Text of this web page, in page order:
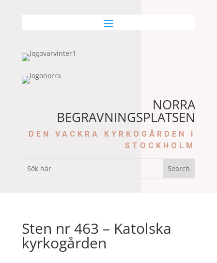
NORRA
BEGRAVNINGSPLATSEN
DEN VACKRA KYRKOGÅRDEN I
STOCKHOLM
Sten nr 463 – Katolska
kyrkogården